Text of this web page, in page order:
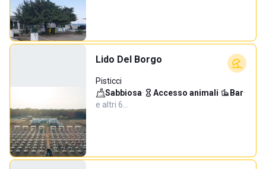
Lido Del Borgo
Pisticci
Sabbiosa· Accesso animali· Bar·
e altri 6…